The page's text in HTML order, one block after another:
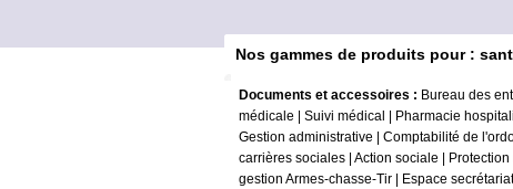
Nos gammes de produits pour :
Documents et accessoires : Bureau des
médicale
Suivi médical Pharmacie
Gestion administrative
Comptabilité de
carrières sociales Action sociale
gestion Armes-chasse-Tir
Espace secrétariat